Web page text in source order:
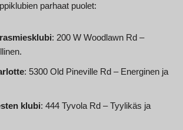
parhaat puolet:
: 200 W Woodlawn Rd –
: 5300 Old Pineville Rd – Energinen ja
klubi: 444 Tyvola Rd – Tyylikäs ja